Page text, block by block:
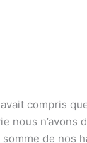
compris
nous
de nos